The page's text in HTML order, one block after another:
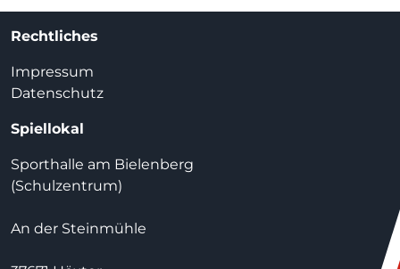
Spiellokal
Sporthalle am Bielenberg
(Schulzentrum)
An der Steinmühle
Rechtliches
Impressum
Datenschutz